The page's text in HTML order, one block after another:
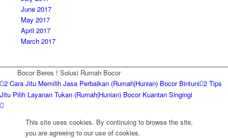
June 2017
May 2017
April 2017
March 2017
Bocor Beres ! Solusi Rumah Bocor
2 Cara Jitu Memilih Jasa Perbaikan (Rumah|Hunian) Bocor Bintuni 2 Tips
Jitu Pilih Layanan Tukan (Rumah|Hunian) Bocor Kuantan Singingi
This site uses cookies. By continuing to browse the site,
you are agreeing to our use of cookies.